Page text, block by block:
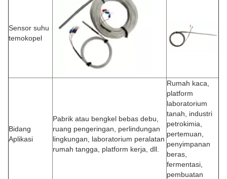
Sensor suhu
temokopel
Bidang
Aplikasi
Pabrik atau bengkel bebas debu,
ruang pengeringan, perlindungan
lingkungan, laboratorium peralatan
rumah tangga, platform kerja, dll.
Rumah kaca,
platform
laboratorium
tanah, industri
petrokimia,
pertemuan,
penyimpanan
beras,
fermentasi,
pembuatan